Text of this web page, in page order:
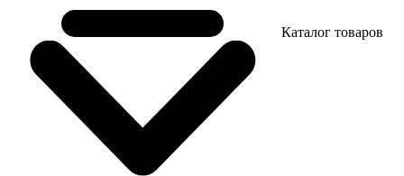
Каталог товаров